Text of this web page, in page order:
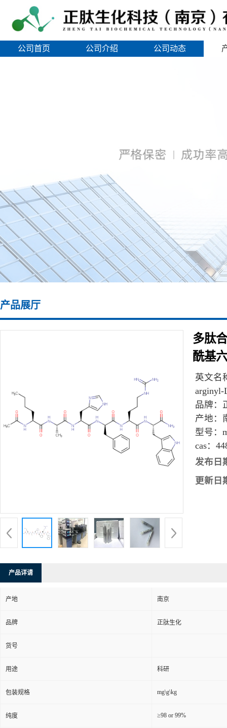
公司首页 公司介绍 公司动态
产品展厅
多肽
酰基
英文名
arginyl-
品牌：
产地：
型号：
cas：
发布日
更新日
产品详请
产地 南京
品牌 正肽生化
货号
用途 科研
包装规格 mg\g\kg
纯度 ≥98 or 99%